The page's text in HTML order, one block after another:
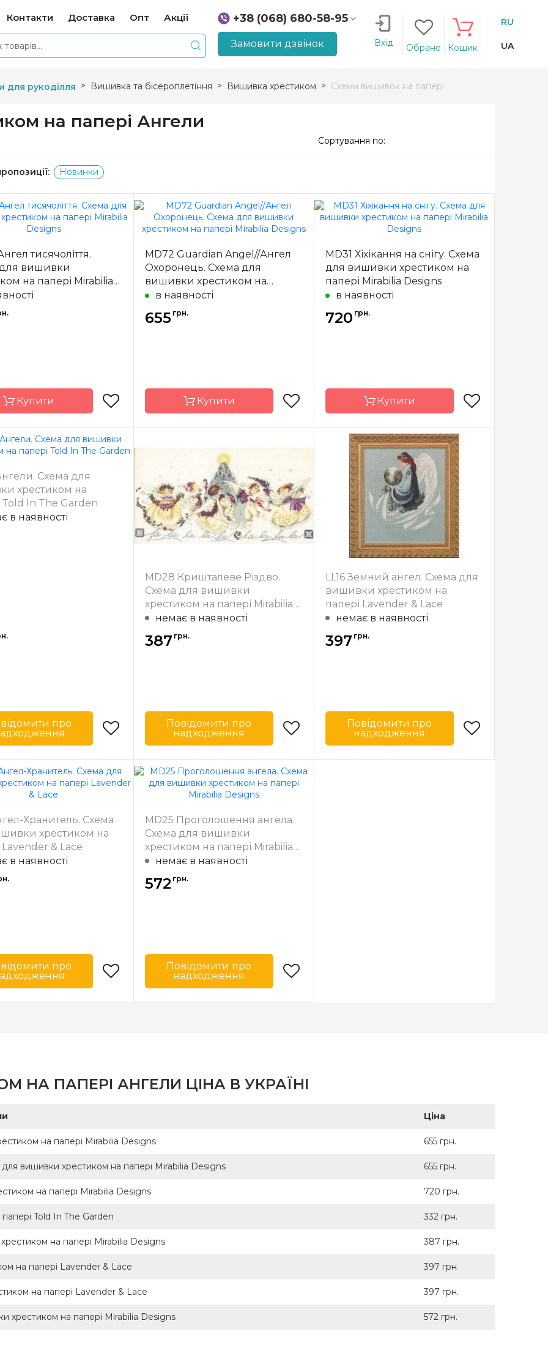
Контакти Доставка Опт Акції
+38 (068) 680-58-95
+38 (066) 207-14-90
Замовити дзвінок Вхід Обране Кошик
RU
UA
для рукоділля Вишивка та бісероплетіння Вишивка хрестиком Схеми вишивок на папері
на папері Ангели
Сортування по:
Новинки
тисячоліття.
вишивки
на папері Mirabilia
Купити
26 x 29 см
MD72 Guardian Angel//Ангел
Охоронець. Схема для
вишивки хрестиком на
папері Mirabilia Designs
в наявності
655 грн.
Купити
Mirabilia Designs
Країна
виробник
США
Розмір
48 x 33 см
Зашивання
часткова
MD31 Хіхікання на снігу. Схема
для вишивки хрестиком на
папері Mirabilia Designs
в наявності
720 грн.
Купити
Бренд
Mirabilia Designs
Країна
виробник
Розмір
21 x 23,5 см
Зашивання
часткова
Схема для
хрестиком на
Told In The Garden
в наявності
про
Told In The
Garden
США
19 x 25 см
часткова
MD28 Кришталеве Різдво.
Схема для вишивки
хрестиком на папері Mirabilia
Designs
немає в наявності
387 грн.
Повідомити про
надходження
Бренд
Mirabilia Designs
Країна
виробник
США
Зашивання
часткова
LL16 Земний ангел. Схема для
вишивки хрестиком на
папері Lavender & Lace
немає в наявності
397 грн.
Повідомити про
надходження
Бренд
Lavender & Lace
Хранитель. Схема
хрестиком на
Lavender & Lace
в наявності
про
Lavender & Lace
MD25 Проголошення ангела.
Схема для вишивки
хрестиком на папері Mirabilia
Designs
немає в наявності
572 грн.
Повідомити про
надходження
Бренд
Mirabilia Designs
НА ПАПЕРІ АНГЕЛИ ЦІНА В УКРАЇНІ
Ціна
на папері Mirabilia Designs 655 грн.
вишивки хрестиком на папері Mirabilia Designs 655 грн.
на папері Mirabilia Designs 720 грн.
Told In The Garden 332 грн.
на папері Mirabilia Designs 387 грн.
на папері Lavender & Lace 397 грн.
на папері Lavender & Lace 397 грн.
хрестиком на папері Mirabilia Designs 572 грн.